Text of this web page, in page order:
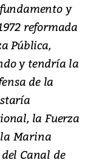
y
reformada
Pública,
y tendría la
de la
la Fuerza
la Marina
Canal de